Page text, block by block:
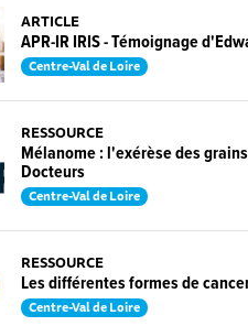
ARTICLE
APR-IR IRIS - Témoignage
Centre-Val de Loire
RESSOURCE
Mélanome : l'exérèse des
Docteurs
Centre-Val de Loire
RESSOURCE
Les différentes formes de
Centre-Val de Loire